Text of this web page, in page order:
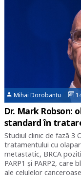
Mihai Dorobantu
Dr. Mark Robson:
standard în
Studiul clinic de fază 3
tratamentului cu
metastatic, BRCA
PARP1 și PARP2, care
ale celulelor